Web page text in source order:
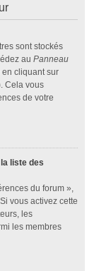
sont stockés
au Panneau
cliquant sur
Cela vous
de votre
liste des
du forum »,
vous activez cette
les
les membres